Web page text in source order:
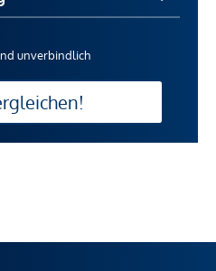
unverbindlich